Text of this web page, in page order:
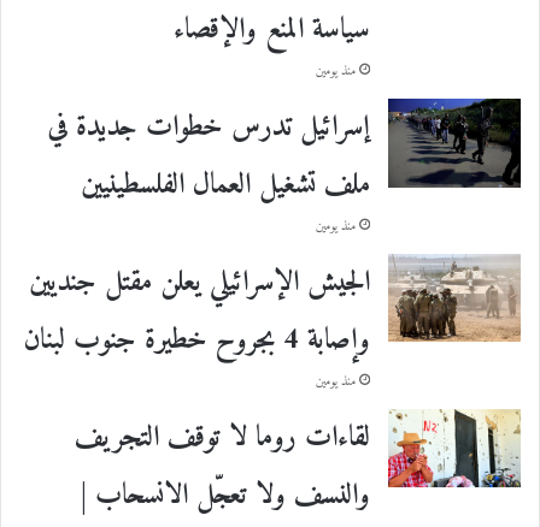
سياسة المنع والإقصاء
منذ يومين
إسرائيل تدرس خطوات جديدة في
ملف تشغيل العمال الفلسطينيين
منذ يومين
الجيش الإسرائيلي يعلن مقتل جنديين
وإصابة 4 بجروح خطيرة جنوب لبنان
منذ يومين
لقاءات روما لا توقف التجريف
والنسف ولا تعجّل الانسحاب |